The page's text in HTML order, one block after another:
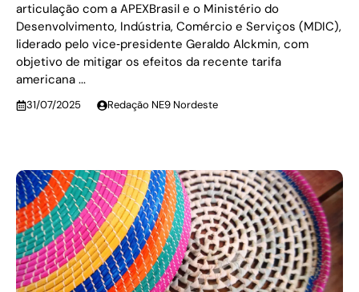
articulação com a APEXBrasil e o Ministério do
Desenvolvimento, Indústria, Comércio e Serviços (MDIC),
liderado pelo vice‑presidente Geraldo Alckmin, com
objetivo de mitigar os efeitos da recente tarifa
americana ...
31/07/2025 Redação NE9 Nordeste